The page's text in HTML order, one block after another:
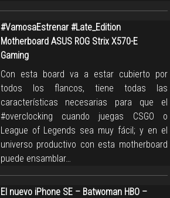
#VamosaEstrenar #Late_Edition
Motherboard ASUS ROG Strix X570-E
Gaming
Con esta board va a estar cubierto por
todos los flancos, tiene todas las
características necesarias para que el
#overclocking cuando juegas CSGO o
League of Legends sea muy fácil; y en el
universo productivo con esta motherboard
puede ensamblar…
El nuevo iPhone SE – Batwoman HBO –